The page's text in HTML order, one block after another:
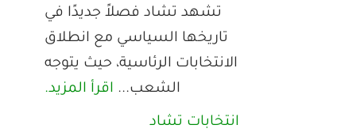
تشهد تشاد فصلاً جديدًا في
تاريخها السياسي مع انطلاق
الانتخابات الرئاسية، حيث يتوجه
الشعب... اقرأ المزيد.
انتخابات تشاد